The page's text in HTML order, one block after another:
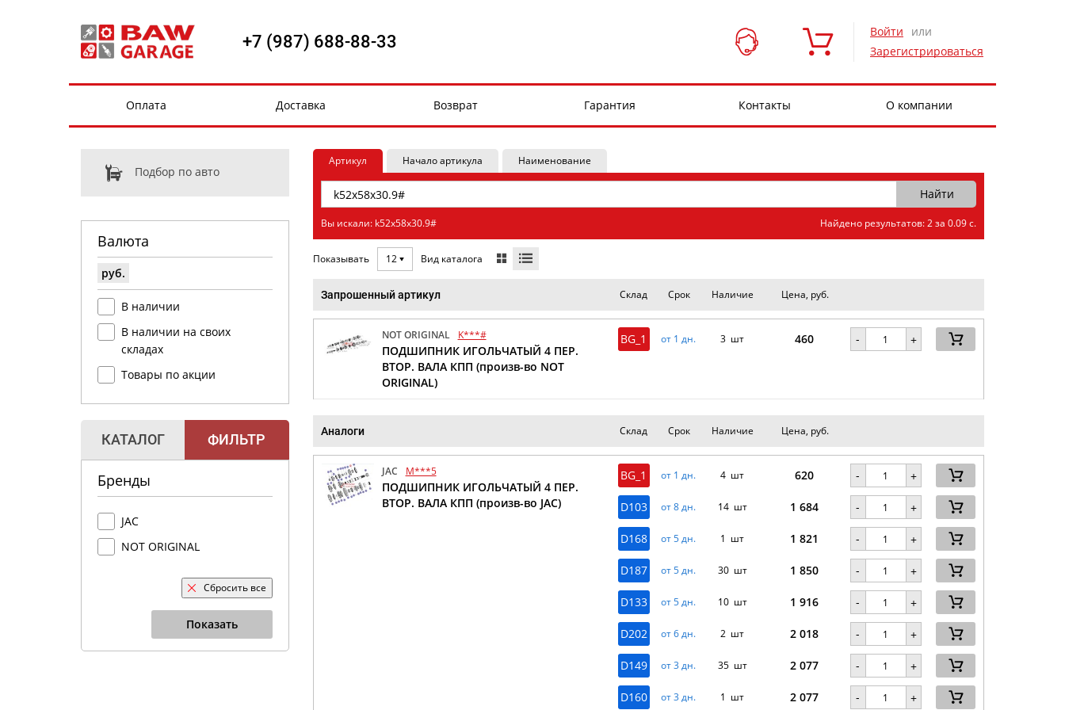
+7 (987) 688-88-33 Войти
или
Зарегистрироваться
Оплата Доставка Возврат Гарантия Контакты О компании
Подбор по авто
Валюта
руб.
В наличии
В наличии на своих
складах
Товары по акции
КАТАЛОГ ФИЛЬТР
Бренды
JAC
NOT ORIGINAL
Сбросить все
Показать
Артикул Начало артикула Наименование
Вы искали: k52x58x30.9# Найдено результатов: 2 за 0.09 с.
Показывать 12 Вид каталога
Запрошенный артикул Склад Срок Наличие Цена, руб.
NOT ORIGINAL K***#
ПОДШИПНИК ИГОЛЬЧАТЫЙ 4 ПЕР.
ВТОР. ВАЛА КПП (произв-во NOT
ORIGINAL)
BG_1 от 1 дн. 3 шт 460 - +
Аналоги Склад Срок Наличие Цена, руб.
JAC M***5
ПОДШИПНИК ИГОЛЬЧАТЫЙ 4 ПЕР.
ВТОР. ВАЛА КПП (произв-во JAC)
BG_1 от 1 дн. 4 шт 620 - +
D103 от 8 дн. 14 шт 1 684 - +
D168 от 5 дн. 1 шт 1 821 - +
D187 от 5 дн. 30 шт 1 850 - +
D133 от 5 дн. 10 шт 1 916 - +
D202 от 6 дн. 2 шт 2 018 - +
D149 от 3 дн. 35 шт 2 077 - +
D160 от 3 дн. 1 шт 2 077 - +